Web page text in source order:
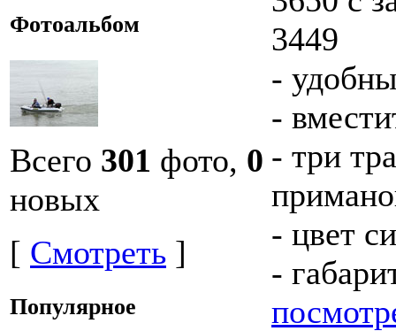
Фотоальбом
Всего 301 фото, 0
новых
[ Смотреть ]
Популярное
3449
-
-
- три
- цвет
-